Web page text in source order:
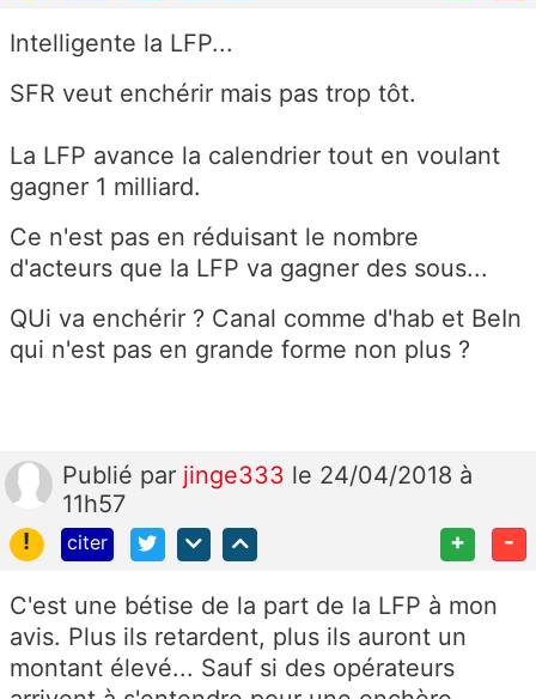
Intelligente la LFP...
SFR veut enchérir mais pas trop tôt.
La LFP avance la calendrier tout en voulant
gagner 1 milliard.
Ce n'est pas en réduisant le nombre
d'acteurs que la LFP va gagner des sous...
QUi va enchérir ? Canal comme d'hab et BeIn
qui n'est pas en grande forme non plus ?
Publié par jinge333 le 24/04/2018 à
11h57
!
citer + -
C'est une bétise de la part de la LFP à mon
avis. Plus ils retardent, plus ils auront un
montant élevé... Sauf si des opérateurs